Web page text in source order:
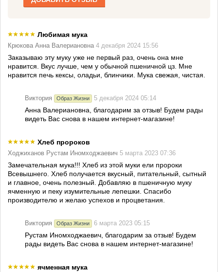
Любимая мука
Крюкова Анна Валериановна 4 декабря 2024 15:56
Заказываю эту муку уже не первый раз, очень она мне
нравится. Вкус лучше, чем у обычной пшеничной цз. Мне
нравится печь кексы, оладьи, блинчики. Мука свежая, чистая.
Виктория Образ Жизни 5 декабря 2024 05:14
Анна Валериановна, благодарим за отзыв! Будем рады
видеть Вас снова в нашем интернет-магазине!
Хлеб пророков
Ходжиханов Рустам Иномходжаевич 5 марта 2023 07:36
Замечательная мука!!! Хлеб из этой муки ели пророки
Всевышнего. Хлеб получается вкусный, питательный, сытный
и главное, очень полезный. Добавляю в пшеничную муку
ячменную и пеку изумительные лепешки. Спасибо
производителю и желаю успехов и процветания.
Виктория Образ Жизни 6 марта 2023 05:15
Рустам Иномходжаевич, благодарим за отзыв! Будем
рады видеть Вас снова в нашем интернет-магазине!
ячменная мука